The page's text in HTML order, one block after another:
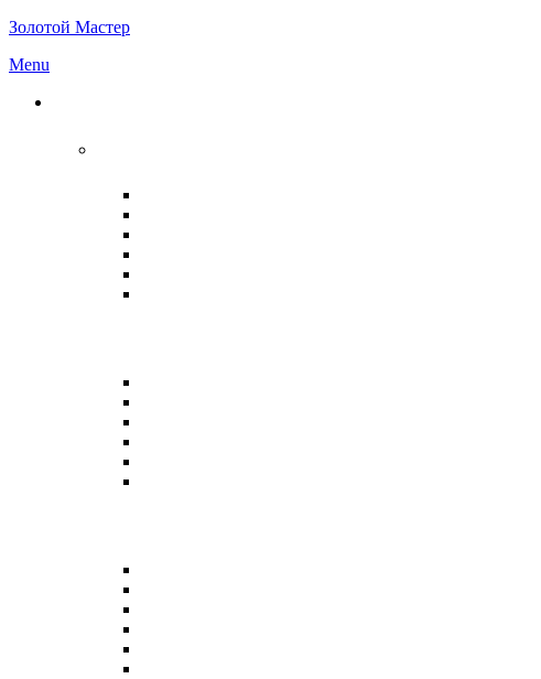
Золотой Мастер
Menu